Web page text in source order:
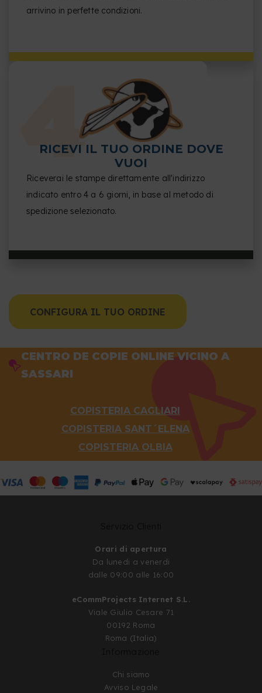
arrivino in perfette condizioni.
RICEVI IL TUO ORDINE DOVE
VUOI
Riceverai le stampe direttamente all'indirizzo
indicato entro 4 a 6 giorni, in base al metodo di
spedizione selezionato.
CONFIGURA IL TUO ORDINE
CENTRO DE COPIE ONLINE VICINO A
SASSARI
COPISTERIA CAGLIARI
COPISTERIA SANT´ELENA
COPISTERIA OLBIA
Orari di apertura
Da lunedi a venerdi
dalle 09:00 alle 16:00
eCommProjects Internet S.L.
Viale Giulio Cesare 71
00192 Roma
Roma (Italia)
Chi siamo
Avviso Legale